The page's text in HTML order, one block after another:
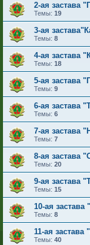
2-ая застава
Темы: 19
3-ая
Темы: 8
4-ая застава
Темы: 18
5-ая застава
Темы: 9
6-ая застава
Темы: 6
7-ая застава
Темы: 7
8-ая застава
Темы: 20
9-ая застава
Темы: 15
10-ая
Темы: 8
11-ая
Темы: 40